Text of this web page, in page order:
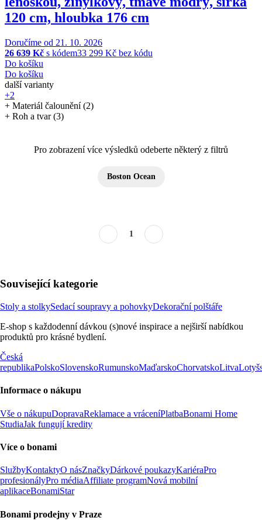
120 cm, hloubka 176 cm
Doručíme od 21. 10. 2026
26 639 Kč s kódem33 299 Kč bez kódu
Do košíku
Do košíku
další varianty
+2
+ Materiál čalounění (2)
+ Roh a tvar (3)
Pro zobrazení více výsledků odeberte některý z filtrů
Boston Ocean
1
Související kategorie
Stoly a stolkySedací soupravy a pohovkyDekorační polštáře
E-shop s každodenní dávkou (s)nové inspirace a nejširší nabídkou
produktů pro krásné bydlení.
Česká
republikaPolskoSlovenskoRumunskoMaďarskoChorvatskoLitva
Informace o nákupu
Vše o nákupuDopravaReklamace a vráceníPlatbaBonami Home
StudiaJak fungují kredity
Více o bonami
SlužbyKontaktyO násZnačkyDárkové poukazyKariéraPro
profesionályPro médiaAffiliate programNová mobilní
aplikaceBonamiStar
Bonami prodejny v Praze